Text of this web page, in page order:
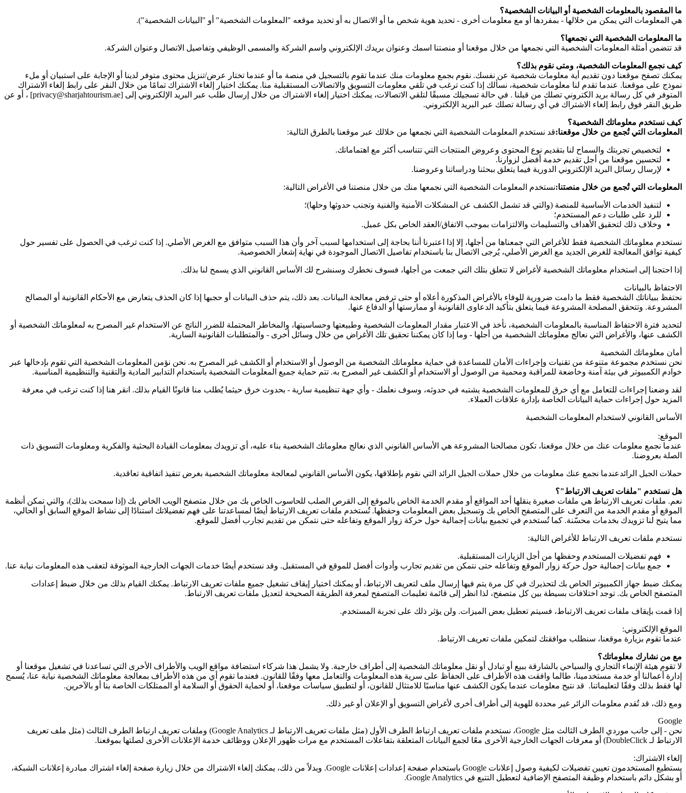
ما المقصود بالمعلومات الشخصية أو البيانات الشخصية؟
هي المعلومات التي يمكن من خلالها - بمفردها أو مع معلومات أخرى - تحديد هوية شخص ما أو الاتصال به أو تحديد موقعه "المعلومات الشخصية" أو "البيانات الشخصية").
ما المعلومات الشخصية التي نجمعها؟
قد تتضمن أمثلة المعلومات الشخصية التي نجمعها من خلال موقعنا أو منصتنا اسمك وعنوان بريدك الإلكتروني واسم الشركة والمسمى الوظيفي وتفاصيل الاتصال وعنوان الشركة.
كيف نجمع المعلومات الشخصية، ومتى نقوم بذلك؟
يمكنك تصفح موقعنا دون تقديم أية معلومات شخصية عن نفسك. نقوم بجمع معلومات منك عندما تقوم بالتسجيل في منصة ما أو عندما تختار عرض/تنزيل محتوى متوفر لدينا أو الإجابة على استبيان أو ملء
نموذج على موقعنا. عندما تقدم لنا معلومات شخصية، نسألك إذا كنت ترغب في تلقي معلومات التسويق والاتصالات المستقبلية منا. يمكنك اختيار إلغاء الاشتراك تمامًا من خلال النقر على رابط إلغاء الاشتراك
المتوفر في كل رسالة بريد الكتروني تصلك من قبلنا . في حالة تسجيلك مسبقًا لتلقي الاتصالات، يمكنك اختيار إلغاء الاشتراك من خلال إرسال طلب عبر البريد الإلكتروني إلى [privacy@sharjahtourism.ae] ، أو عن
طريق النقر فوق رابط إلغاء الاشتراك في أي رسالة تصلك عبر البريد الإلكتروني.
كيف نستخدم معلوماتك الشخصية؟
المعلومات التي تُجمع من خلال موقعنا:قد نستخدم المعلومات الشخصية التي نجمعها من خلالك عبر موقعنا بالطرق التالية:
لتخصيص تجربتك والسماح لنا بتقديم نوع المحتوى وعروض المنتجات التي تتناسب أكثر مع اهتماماتك.
لتحسين موقعنا من أجل تقديم خدمة أفضل لزوارنا.
لإرسال رسائل البريد الإلكتروني الدورية فيما يتعلق ببحثنا ودراساتنا وعروضنا.
المعلومات التي تُجمع من خلال منصتنا:نستخدم المعلومات الشخصية التي نجمعها منك من خلال منصتنا في الأغراض التالية:
لتنفيذ الخدمات الأساسية للمنصة (والتي قد تشمل الكشف عن المشكلات الأمنية والفنية وتجنب حدوثها وحلها)؛
للرد على طلبات دعم المستخدم؛
وخلاف ذلك لتحقيق الأهداف والتسليمات والالتزامات بموجب الاتفاق/العقد الخاص بكل عميل.
نستخدم معلوماتك الشخصية فقط للأغراض التي جمعناها من أجلها، إلا إذا اعتبرنا أننا بحاجة إلى استخدامها لسبب آخر وأن هذا السبب متوافق مع الغرض الأصلي. إذا كنت ترغب في الحصول على تفسير حول
كيفية توافق المعالجة للغرض الجديد مع الغرض الأصلي، يُرجى الاتصال بنا باستخدام تفاصيل الاتصال الموجودة في نهاية إشعار الخصوصية.
إذا احتجنا إلى استخدام معلوماتك الشخصية لأغراض لا تتعلق بتلك التي جمعت من أجلها، فسوف نخطرك وسنشرح لك الأساس القانوني الذي يسمح لنا بذلك.
الاحتفاظ بالبيانات
نحتفظ ببياناتك الشخصية فقط ما دامت ضرورية للوفاء بالأغراض المذكورة أعلاه أو حتى ترفض معالجة البيانات. بعد ذلك، يتم حذف البيانات أو حجبها إذا كان الحذف يتعارض مع الأحكام القانونية أو المصالح
المشروعة. وتتحقق المصلحة المشروعة فيما يتعلق بتأكيد الدعاوى القانونية أو ممارستها أو الدفاع عنها.
لتحديد فترة الاحتفاظ المناسبة بالمعلومات الشخصية، نأخذ في الاعتبار مقدار المعلومات الشخصية وطبيعتها وحساسيتها، والمخاطر المحتملة للضرر الناتج عن الاستخدام غير المصرح به لمعلوماتك الشخصية أو
الكشف عنها، والأغراض التي نعالج معلوماتك الشخصية من أجلها - وما إذا كان يمكننا تحقيق تلك الأغراض من خلال وسائل أخرى - والمتطلبات القانونية السارية.
أمان معلوماتك الشخصية
نحن نستخدم مجموعة متنوعة من تقنيات وإجراءات الأمان للمساعدة في حماية معلوماتك الشخصية من الوصول أو الاستخدام أو الكشف غير المصرح به. نحن نؤمن المعلومات الشخصية التي تقوم بإدخالها عبر
خوادم الكمبيوتر في بيئة آمنة وخاضعة للمراقبة ومحمية من الوصول أو الاستخدام أو الكشف غير المصرح به. تتم حماية جميع المعلومات الشخصية باستخدام التدابير المادية والتقنية والتنظيمية المناسبة.
لقد وضعنا إجراءات للتعامل مع أي خرق للمعلومات الشخصية يشتبه في حدوثه، وسوف نعلمك - وأي جهة تنظيمية سارية - بحدوث خرق حيثما يُطلب منا قانونًا القيام بذلك. انقر هنا إذا كنت ترغب في معرفة
المزيد حول إجراءات حماية البيانات الخاصة بإدارة علاقات العملاء.
الأساس القانوني لاستخدام المعلومات الشخصية
الموقع:
عندما نجمع معلومات عنك من خلال موقعنا، تكون مصالحنا المشروعة هي الأساس القانوني الذي نعالج معلوماتك الشخصية بناء عليه، أي تزويدك بمعلومات القيادة البحثية والفكرية ومعلومات التسويق ذات
الصلة بعروضنا.
حملات الجيل الرائدعندما نجمع عنك معلومات من خلال حملات الجيل الرائد التي نقوم بإطلاقها، يكون الأساس القانوني لمعالجة معلوماتك الشخصية بغرض تنفيذ اتفاقية تعاقدية.
هل نستخدم "ملفات تعريف الارتباط"؟
نعم. ملفات تعريف الارتباط هي ملفات صغيرة ينقلها أحد المواقع أو مقدم الخدمة الخاص بالموقع إلى القرص الصلب للحاسوب الخاص بك من خلال متصفح الويب الخاص بك (إذا سمحت بذلك)، والتي تمكن أنظمة
الموقع أو مقدم الخدمة من التعرف على المتصفح الخاص بك وتسجيل بعض المعلومات وحفظها. تُستخدم ملفات تعريف الارتباط أيضًا لمساعدتنا على فهم تفضيلاتك استنادًا إلى نشاط الموقع السابق أو الحالي،
مما يتيح لنا تزويدك بخدمات محسّنة. كما تُستخدم في تجميع بيانات إجمالية حول حركة زوار الموقع وتفاعله حتى نتمكن من تقديم تجارب أفضل للموقع.
نستخدم ملفات تعريف الارتباط للأغراض التالية:
فهم تفضيلات المستخدم وحفظها من أجل الزيارات المستقبلية.
جمع بيانات إجمالية حول حركة زوار الموقع وتفاعله حتى نتمكن من تقديم تجارب وأدوات أفضل للموقع في المستقبل. وقد نستخدم أيضًا خدمات الجهات الخارجية الموثوقة لتعقب هذه المعلومات نيابة عنا.
يمكنك ضبط جهاز الكمبيوتر الخاص بك لتحذيرك في كل مرة يتم فيها إرسال ملف لتعريف الارتباط، أو يمكنك اختيار إيقاف تشغيل جميع ملفات تعريف الارتباط. يمكنك القيام بذلك من خلال ضبط إعدادات
المتصفح الخاص بك. توجد اختلافات بسيطة بين كل متصفح، لذا انظر إلى قائمة تعليمات المتصفح لمعرفة الطريقة الصحيحة لتعديل ملفات تعريف الارتباط.
إذا قمت بإيقاف ملفات تعريف الارتباط، فسيتم تعطيل بعض الميزات. ولن يؤثر ذلك على تجربة المستخدم.
الموقع الإلكتروني:
عندما تقوم بزيارة موقعنا، سنطلب موافقتك لتمكين ملفات تعريف الارتباط.
مع من نشارك معلوماتك؟
لا تقوم هيئة الإنماء التجاري والسياحي بالشارقة ببيع أو تبادل أو نقل معلوماتك الشخصية إلى أطراف خارجية. ولا يشمل هذا شركاء استضافة مواقع الويب والأطراف الأخرى التي تساعدنا في تشغيل موقعنا أو
إدارة أعمالنا أو خدمة مستخدمينا، طالما وافقت هذه الأطراف على الحفاظ على سرية هذه المعلومات والتعامل معها وفقًا للقانون. فعندما تقوم أي من هذه الأطراف بمعالجة معلوماتك الشخصية نيابة عنا، يُسمح
لها فقط بذلك وفقًا لتعليماتنا. قد نتيح معلومات عندما يكون الكشف عنها مناسبًا للامتثال للقانون، أو لتطبيق سياسات موقعنا، أو لحماية الحقوق أو السلامة أو الممتلكات الخاصة بنا أو بالآخرين.
ومع ذلك، قد تُقدم معلومات الزائر غير محددة للهوية إلى أطراف أخرى لأغراض التسويق أو الإعلان أو غير ذلك.
Google
نحن - إلى جانب موردي الطرف الثالث مثل Google، نستخدم ملفات تعريف ارتباط الطرف الأول (مثل ملفات تعريف الارتباط لـ Google Analytics) وملفات تعريف ارتباط الطرف الثالث (مثل ملف تعريف
الارتباط لـ DoubleClick) أو معرفات الجهات الخارجية الأخرى معًا لجمع البيانات المتعلقة بتفاعلات المستخدم مع مرات ظهور الإعلان ووظائف خدمة الإعلانات الأخرى لصلتها بموقعنا.
إلغاء الاشتراك:
يستطيع المستخدمون تعيين تفضيلات لكيفية وصول إعلانات Google باستخدام صفحة إعدادات إعلانات
Google. وبدلاً من ذلك، يمكنك إلغاء الاشتراك من خلال زيارة صفحة إلغاء اشتراك مبادرة إعلانات الشبكة،
أو بشكل دائم باستخدام وظيفة المتصفح الإضافية لتعطيل التتبع في Google Analytics
.